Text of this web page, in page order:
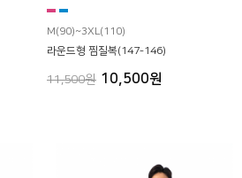
M(90)~3XL(110)
라운드형 찜질복(147-146)
11,500원 10,500원